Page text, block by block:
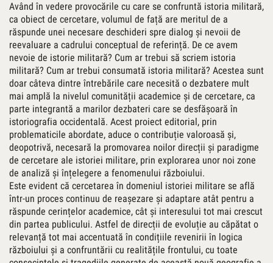
Având în vedere provocările cu care se confruntă istoria militară,
ca obiect de cercetare, volumul de față are meritul de a
răspunde unei necesare deschideri spre dialog şi nevoii de
reevaluare a cadrului conceptual de referință. De ce avem
nevoie de istorie militară? Cum ar trebui să scriem istoria
militară? Cum ar trebui consumată istoria militară? Acestea sunt
doar câteva dintre întrebările care necesită o dezbatere mult
mai amplă la nivelul comunității academice și de cercetare, ca
parte integrantă a marilor dezbateri care se desfășoară în
istoriografia occidentală. Acest proiect editorial, prin
problematicile abordate, aduce o contribuție valoroasă și,
deopotrivă, necesară la promovarea noilor direcții și paradigme
de cercetare ale istoriei militare, prin explorarea unor noi zone
de analiză și înțelegere a fenomenului războiului.
Este evident că cercetarea în domeniul istoriei militare se află
într-un proces continuu de reașezare și adaptare atât pentru a
răspunde cerințelor academice, cât și interesului tot mai crescut
din partea publicului. Astfel de direcții de evoluție au căpătat o
relevanță tot mai accentuată în condițiile revenirii în logica
războiului și a confruntării cu realitățile frontului, cu toate